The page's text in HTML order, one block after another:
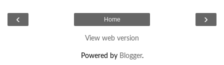
‹ ›
Home
View web version
Powered by Blogger.